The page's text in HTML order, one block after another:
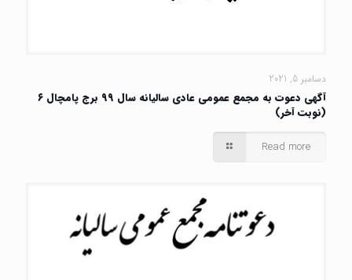
دسامبر 5, 2021
آگهی دعوت به مجمع عمومی عادی سالیانه سال ۹۹ برج پامچال ۶
(نوبت آخر)
Read more